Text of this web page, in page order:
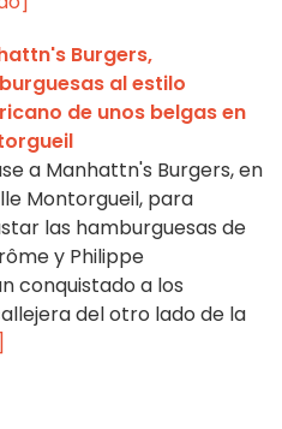
Burgers,
al estilo
de unos belgas en
a Manhattn's Burgers, en
Montorgueil, para
las hamburguesas de
y Philippe
conquistado a los
del otro lado de la